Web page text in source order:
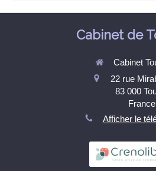
Cabinet de
Cabinet
22 rue
83 000
France
Afficher le